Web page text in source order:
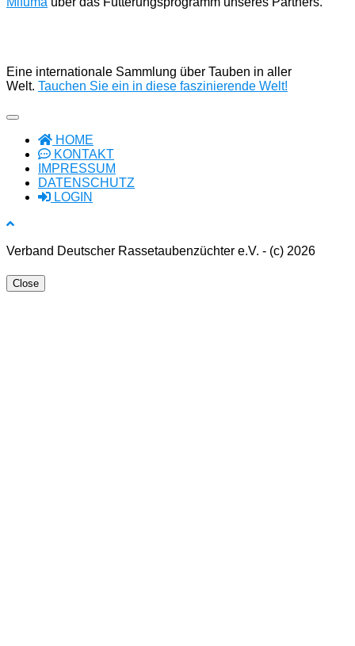
Eine internationale Sammlung über Tauben in aller
Welt. Tauchen Sie ein in diese faszinierende Welt!
HOME
KONTAKT
IMPRESSUM
DATENSCHUTZ
LOGIN
Verband Deutscher Rassetaubenzüchter e.V. - (c) 2026
Close